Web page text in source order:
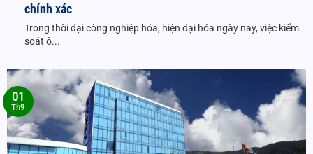
chính xác
Trong thời đại công nghiệp hóa, hiện đại hóa ngày nay, việc kiểm
soát ô...
01
Th9